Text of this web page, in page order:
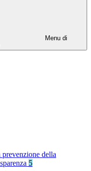
Menu di
della
5